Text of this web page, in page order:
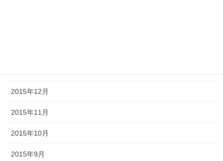
2015年12月
2015年11月
2015年10月
2015年9月